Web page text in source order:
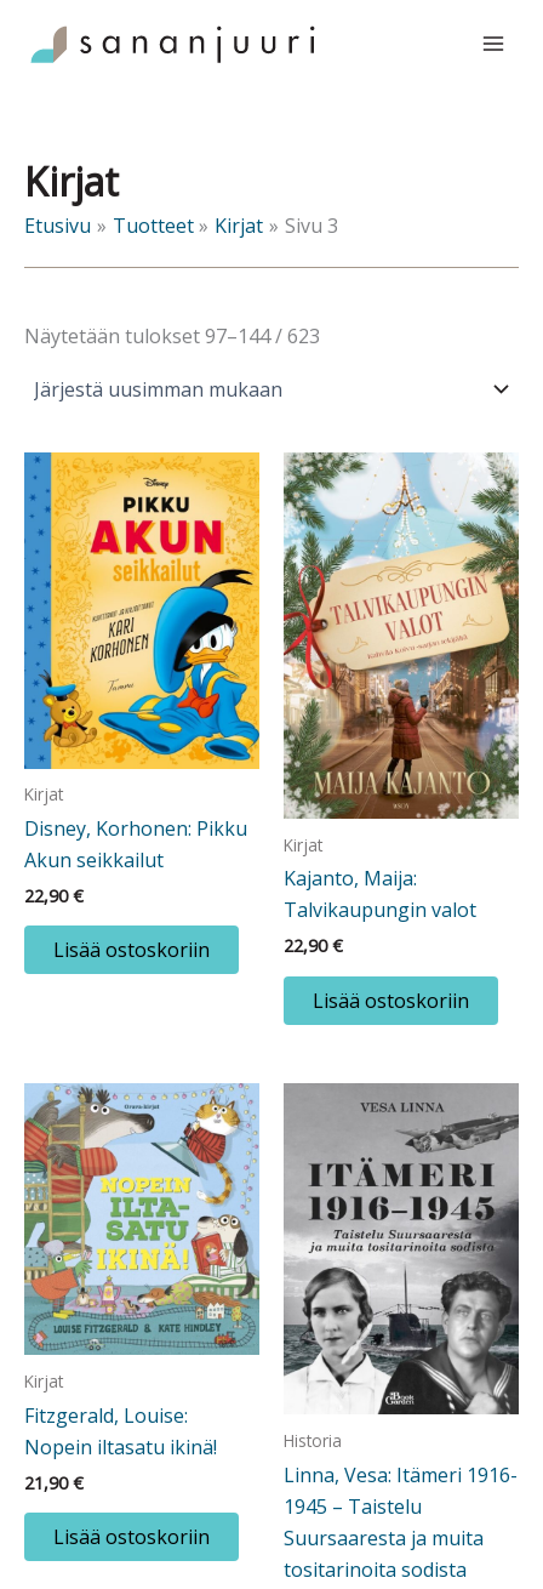
sisältöön
Kirjat
Etusivu Tuotteet Kirjat Sivu 3
Näytetään tulokset 97–144 / 623
Kirjat
Disney, Korhonen: Pikku
Akun seikkailut
22,90€
Lisää ostoskoriin
Kirjat
Kajanto, Maija:
Talvikaupungin valot
22,90€
Lisää ostoskoriin
Kirjat
Fitzgerald, Louise:
Nopein iltasatu ikinä!
21,90€
Lisää ostoskoriin
Historia
Linna, Vesa: Itämeri 1916-
1945 – Taistelu
Suursaaresta ja muita
tositarinoita sodista